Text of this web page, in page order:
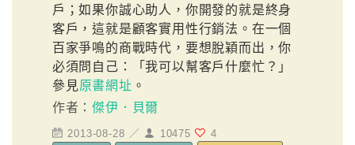
戶；如果你誠心助人，你開發的就是終身
客戶，這就是顧客實用性行銷法。在一個
百家爭鳴的商戰時代，要想脫穎而出，你
必須問自己：「我可以幫客戶什麼忙？」
參見原書網址 。
作者：傑伊．貝爾
2013-08-28 ／ 10475 4